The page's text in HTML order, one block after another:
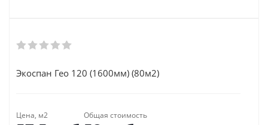
Экоспан Гео 120 (1600мм) (80м2)
Цена, м2 Общая стоимость